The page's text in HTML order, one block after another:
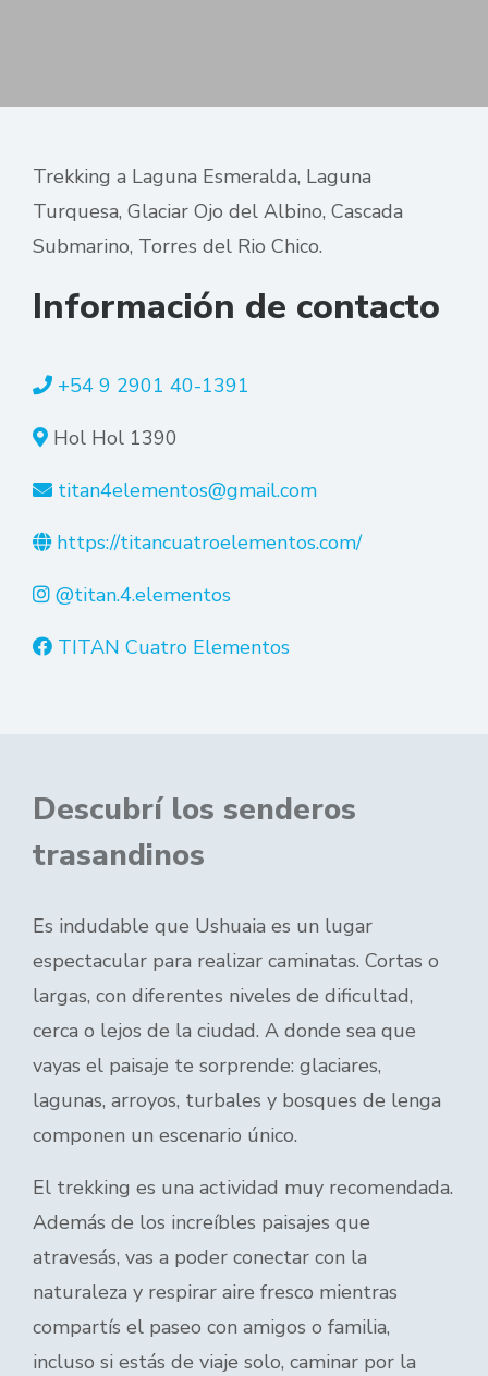
Trekking a Laguna Esmeralda, Laguna
Turquesa, Glaciar Ojo del Albino, Cascada
Submarino, Torres del Rio Chico.
Información de contacto
+54 9 2901 40-1391
Hol Hol 1390
titan4elementos@gmail.com
https://titancuatroelementos.com/
@titan.4.elementos
TITAN Cuatro Elementos
Descubrí los senderos
trasandinos
Es indudable que Ushuaia es un lugar
espectacular para realizar caminatas. Cortas o
largas, con diferentes niveles de dificultad,
cerca o lejos de la ciudad. A donde sea que
vayas el paisaje te sorprende: glaciares,
lagunas, arroyos, turbales y bosques de lenga
componen un escenario único.
El trekking es una actividad muy recomendada.
Además de los increíbles paisajes que
atravesás, vas a poder conectar con la
naturaleza y respirar aire fresco mientras
compartís el paseo con amigos o familia,
incluso si estás de viaje solo, caminar por la